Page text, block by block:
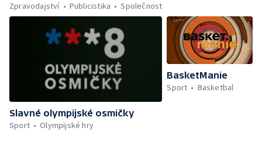
Zpravodajství
Publicistika Společnost
Slavné olympijské osmičky
Sport
Olympijské hry
BasketManie
Sport
Basketbal